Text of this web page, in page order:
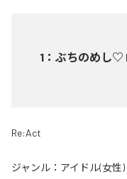
1 ： ぶちのめし♡
Re:Act
ジャンル： アイドル(女性)